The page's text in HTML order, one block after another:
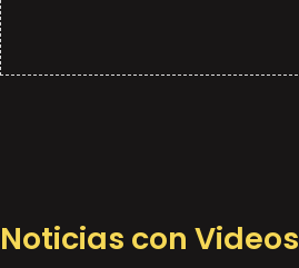
Noticias con Videos